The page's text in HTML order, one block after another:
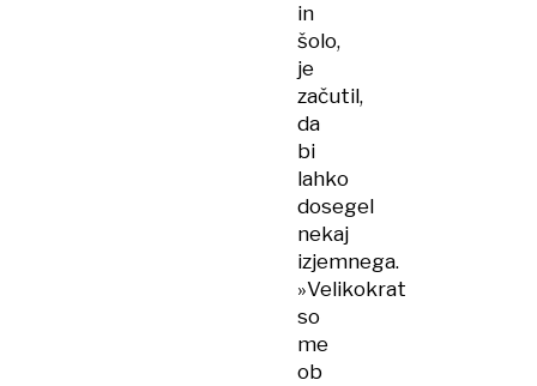
in
šolo,
je
začutil,
da
bi
lahko
dosegel
nekaj
izjemnega.
»Velikokrat
so
me
ob